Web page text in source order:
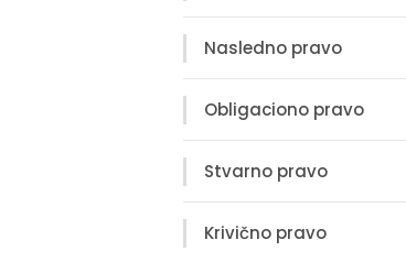
Nasledno pravo
Obligaciono pravo
Stvarno pravo
Krivično pravo